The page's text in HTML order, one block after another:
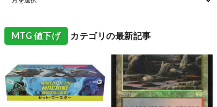
MTG 値下げ カテゴリの最新記事